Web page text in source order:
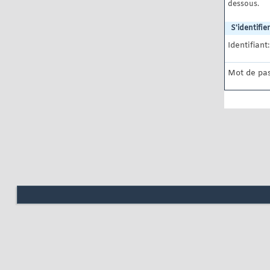
dessous.
S'identifier
Identifiant:
Mot de